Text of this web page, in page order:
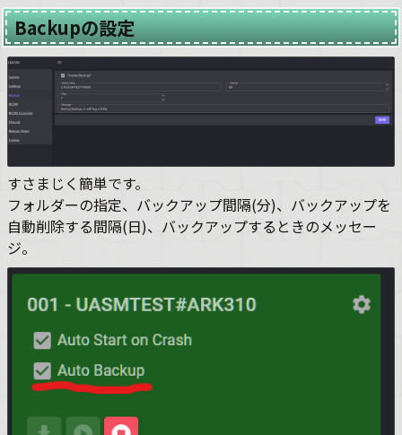
Backupの設定
すさまじく簡単です。
フォルダーの指定、バックアップ間隔(分)、バックアップを
自動削除する間隔(日)、バックアップするときのメッセー
ジ。